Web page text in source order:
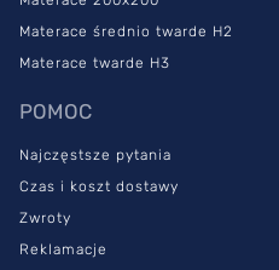
Materace średnio twarde H2
Materace twarde H3
POMOC
Najczęstsze pytania
Czas i koszt dostawy
Zwroty
Reklamacje